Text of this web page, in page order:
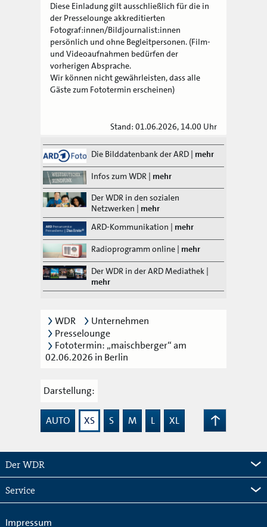
Diese Einladung gilt ausschließlich für die in
der Presselounge akkreditierten
Fotograf:innen/Bildjournalist:innen
persönlich und ohne Begleitpersonen. (Film-
und Videoaufnahmen bedürfen der
vorherigen Absprache.
Wir können nicht gewährleisten, dass alle
Gäste zum Fototermin erscheinen)
Stand: 01.06.2026, 14.00 Uhr
Die Bilddatenbank der ARD | mehr
Infos zum WDR | mehr
Der WDR in den sozialen
Netzwerken | mehr
ARD-Kommunikation | mehr
Radioprogramm online | mehr
Der WDR in der ARD Mediathek |
mehr
WDR
Unternehmen
Presselounge
Fototermin: „maischberger“ am
02.06.2026 in Berlin
Darstellung:
AUTO XS S M L
XL
Zum
Der WDR
Service
Impressum